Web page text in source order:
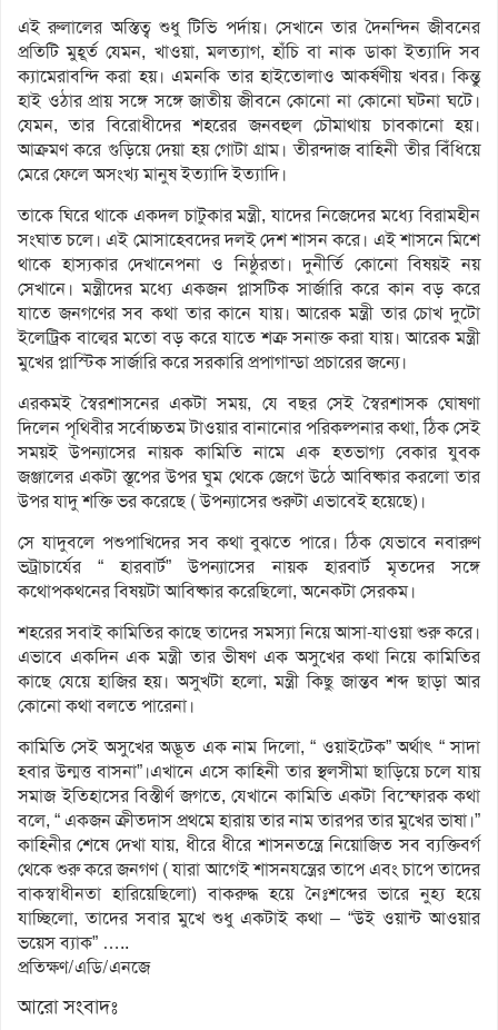
এই রুলালের অস্তিত্ব শুধু টিভি পর্দায়। সেখানে তার দৈনন্দিন জীবনের
প্রতিটি মুহূর্ত যেমন, খাওয়া, মলত্যাগ, হাঁচি বা নাক ডাকা ইত্যাদি সব
ক্যামেরাবন্দি করা হয়। এমনকি তার হাইতোলাও আকর্ষণীয় খবর। কিন্তু
হাই ওঠার প্রায় সঙ্গে সঙ্গে জাতীয় জীবনে কোনো না কোনো ঘটনা ঘটে।
যেমন, তার বিরোধীদের শহরের জনবহুল চৌমাথায় চাবকানো হয়।
আক্রমণ করে গুড়িয়ে দেয়া হয় গোটা গ্রাম। তীরন্দাজ বাহিনী তীর বিঁধিয়ে
মেরে ফেলে অসংখ্য মানুষ ইত্যাদি ইত্যাদি।
তাকে ঘিরে থাকে একদল চাটুকার মন্ত্রী, যাদের নিজেদের মধ্যে বিরামহীন
সংঘাত চলে। এই মোসাহেবদের দলই দেশ শাসন করে। এই শাসনে মিশে
থাকে হাস্যকার দেখানেপনা ও নিষ্ঠুরতা। দুনীর্তি কোনো বিষয়ই নয়
সেখানে। মন্ত্রীদের মধ্যে একজন প্লাসটিক সার্জারি করে কান বড় করে
যাতে জনগণের সব কথা তার কানে যায়। আরেক মন্ত্রী তার চোখ দুটো
ইলেট্রিক বাল্বের মতো বড় করে যাতে শত্রু সনাক্ত করা যায়। আরেক মন্ত্রী
মুখের প্লাস্টিক সার্জারি করে সরকারি প্রপাগান্ডা প্রচারের জন্যে।
এরকমই স্বৈরশাসনের একটা সময়, যে বছর সেই স্বৈরশাসক ঘোষণা
দিলেন পৃথিবীর সর্বোচ্চতম টাওয়ার বানানোর পরিকল্পনার কথা, ঠিক সেই
সময়ই উপন্যাসের নায়ক কামিতি নামে এক হতভাগ্য বেকার যুবক
জঞ্জালের একটা স্তূপের উপর ঘুম থেকে জেগে উঠে আবিষ্কার করলো তার
উপর যাদু শক্তি ভর করেছে ( উপন্যাসের শুরুটা এভাবেই হয়েছে)।
সে যাদুবলে পশুপাখিদের সব কথা বুঝতে পারে। ঠিক যেভাবে নবারুণ
ভট্রাচার্যের “ হারবার্ট” উপন্যাসের নায়ক হারবার্ট মৃতদের সঙ্গে
কথোপকথনের বিষয়টা আবিষ্কার করেছিলো, অনেকটা সেরকম।
শহরের সবাই কামিতির কাছে তাদের সমস্যা নিয়ে আসা-যাওয়া শুরু করে।
এভাবে একদিন এক মন্ত্রী তার ভীষণ এক অসুখের কথা নিয়ে কামিতির
কাছে যেয়ে হাজির হয়। অসুখটা হলো, মন্ত্রী কিছু জান্তব শব্দ ছাড়া আর
কোনো কথা বলতে পারেনা।
কামিতি সেই অসুখের অদ্ভূত এক নাম দিলো, “ ওয়াইটেক” অর্থাৎ “ সাদা
হবার উন্মত্ত বাসনা”।এখানে এসে কাহিনী তার স্থলসীমা ছাড়িয়ে চলে যায়
সমাজ ইতিহাসের বিস্তীর্ণ জগতে, যেখানে কামিতি একটা বিস্ফোরক কথা
বলে, “ একজন ক্রীতদাস প্রথমে হারায় তার নাম তারপর তার মুখের ভাষা।”
কাহিনীর শেষে দেখা যায়, ধীরে ধীরে শাসনতন্ত্রে নিয়োজিত সব ব্যক্তিবর্গ
থেকে শুরু করে জনগণ ( যারা আগেই শাসনযন্ত্রের তাপে এবং চাপে তাদের
বাকস্বাধীনতা হারিয়েছিলো) বাকরুদ্ধ হয়ে নৈঃশব্দের ভারে নুহ্য হয়ে
যাচ্ছিলো, তাদের সবার মুখে শুধু একটাই কথা – “উই ওয়ান্ট আওয়ার
ভয়েস ব্যাক” …..
প্রতিক্ষণ/এডি/এনজে
আরো সংবাদঃ